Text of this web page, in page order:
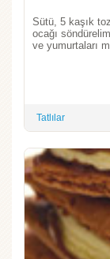
Sütü, 5 kaşık
ocağı
ve yumurtaları
Tatlılar